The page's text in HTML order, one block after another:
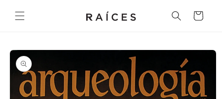
directamente
al contenido
Carrito
directamente
a la
información
del producto